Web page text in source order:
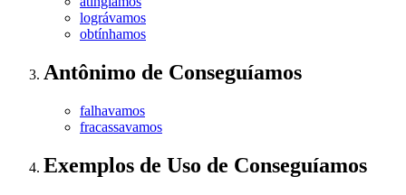
lográvamos
obtínhamos
Antônimo de Conseguíamos
falhavamos
fracassavamos
Exemplos de Uso de Conseguíamos